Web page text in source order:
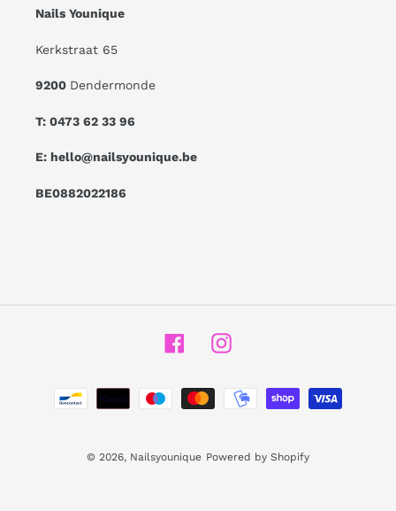
Nails Younique
Kerkstraat 65
9200 Dendermonde
T: 0473 62 33 96
E: hello@nailsyounique.be
BE0882022186
FacebookInstagram
Betaalmethoden
© 2026, Nailsyounique Powered by Shopify